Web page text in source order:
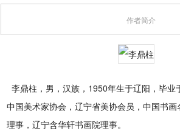
作者简介
李鼎柱，男，汉族，1950年生于辽阳，毕业
中国美术家协会，辽宁省美协会员，中国书
理事，辽宁含华轩书画院理事。